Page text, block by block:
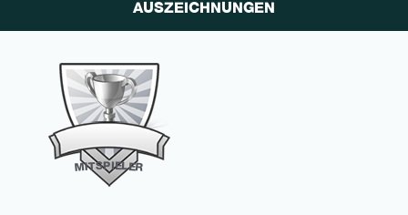
AUSZEICHNUNGEN
MITSPIELER